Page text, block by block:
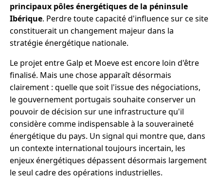
principaux pôles énergétiques de la péninsule
Ibérique. Perdre toute capacité d'influence sur ce site
constituerait un changement majeur dans la
stratégie énergétique nationale.
Le projet entre Galp et Moeve est encore loin d'être
finalisé. Mais une chose apparaît désormais
clairement : quelle que soit l'issue des négociations,
le gouvernement portugais souhaite conserver un
pouvoir de décision sur une infrastructure qu'il
considère comme indispensable à la souveraineté
énergétique du pays. Un signal qui montre que, dans
un contexte international toujours incertain, les
enjeux énergétiques dépassent désormais largement
le seul cadre des opérations industrielles.